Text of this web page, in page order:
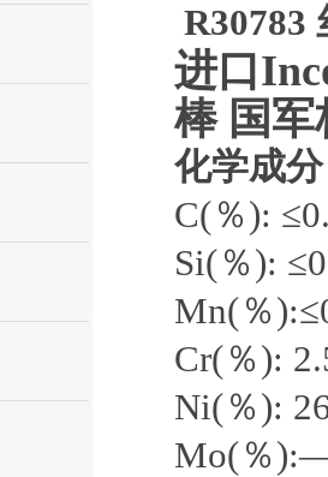
R30783
进口
棒 国
化学成分
C(％):
Si(％):
Mn(％
Cr(％):
Ni(％):
Mo(％